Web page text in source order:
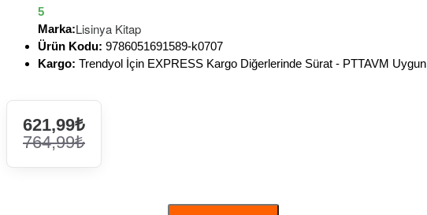
5
Marka:Lisinya Kitap
Ürün Kodu: 9786051691589-k0707
Kargo: Trendyol İçin EXPRESS Kargo Diğerlerinde Sürat - PTTAVM Uygun
621,99₺
764,99₺